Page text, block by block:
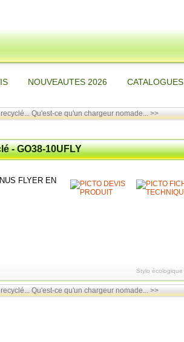
NOUVEAUTES 2026 CATALOGUES
Qu'est-ce qu'un chargeur nomade... >>
- GO38-10UFLY
FLYER EN
Stylo écologique
Qu'est-ce qu'un chargeur nomade... >>